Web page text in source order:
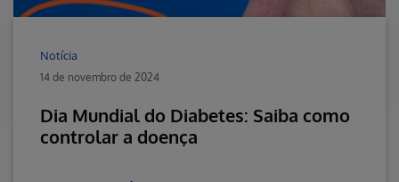
Notícia
14 de novembro de 2024
Dia Mundial do Diabetes: Saiba como
controlar a doença